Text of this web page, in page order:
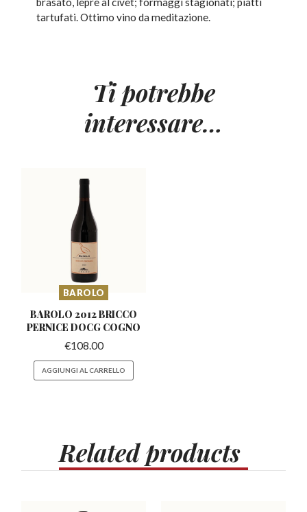
tartufati. Ottimo vino da meditazione.
Ti potrebbe
interessare…
BAROLO
BAROLO 2012 BRICCO
PERNICE DOCG COGNO
€108.00
AGGIUNGI AL CARRELLO
Relatedproducts